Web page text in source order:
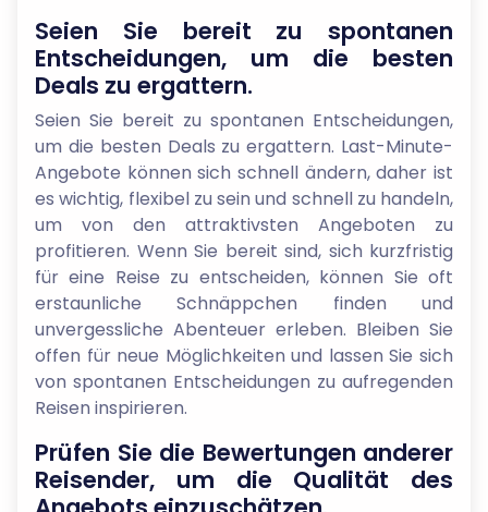
Seien Sie bereit zu spontanen
Entscheidungen, um die besten
Deals zu ergattern.
Seien Sie bereit zu spontanen Entscheidungen,
um die besten Deals zu ergattern. Last-Minute-
Angebote können sich schnell ändern, daher ist
es wichtig, flexibel zu sein und schnell zu handeln,
um von den attraktivsten Angeboten zu
profitieren. Wenn Sie bereit sind, sich kurzfristig
für eine Reise zu entscheiden, können Sie oft
erstaunliche Schnäppchen finden und
unvergessliche Abenteuer erleben. Bleiben Sie
offen für neue Möglichkeiten und lassen Sie sich
von spontanen Entscheidungen zu aufregenden
Reisen inspirieren.
Prüfen Sie die Bewertungen anderer
Reisender, um die Qualität des